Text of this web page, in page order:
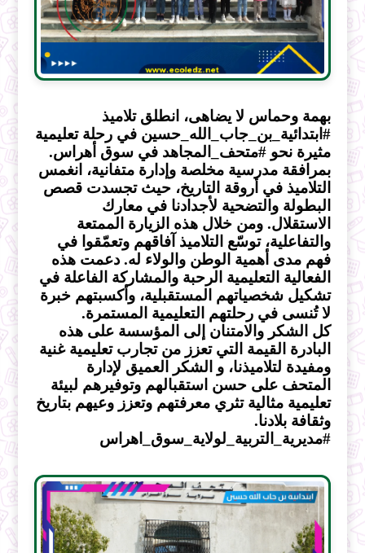
بهمة وحماس لا يضاهى، انطلق تلاميذ
#ابتدائية_بن_جاب_الله_حسين في رحلة تعليمية
مثيرة نحو#متحف_المجاهد في سوق أهراس.
بمرافقة مدرسية مخلصة وإدارة متفانية، انغمس
التلاميذ في أروقة التاريخ، حيث تجسدت قصص
البطولة والتضحية لأجدادنا في معارك
الاستقلال. ومن خلال هذه الزيارة الممتعة
والتفاعلية، توسّع التلاميذ آفاقهم وتعمّقوا في
فهم مدى أهمية الوطن والولاء له. دعمت هذه
الفعالية التعليمية الرحبة والمشاركة الفاعلة في
تشكيل شخصياتهم المستقبلية، وأكسبتهم خبرة
لا تُنسى في رحلتهم التعليمية المستمرة.
كل الشكر والامتنان إلى المؤسسة على هذه
البادرة القيمة التي تعزز من تجارب تعليمية غنية
ومفيدة لتلاميذنا، و الشكر العميق لإدارة
المتحف على حسن استقبالهم وتوفيرهم لبيئة
تعليمية مثالية تثري معرفتهم وتعزز وعيهم بتاريخ
وثقافة بلادنا.
#مديرية_التربية_لولاية_سوق_اهراس